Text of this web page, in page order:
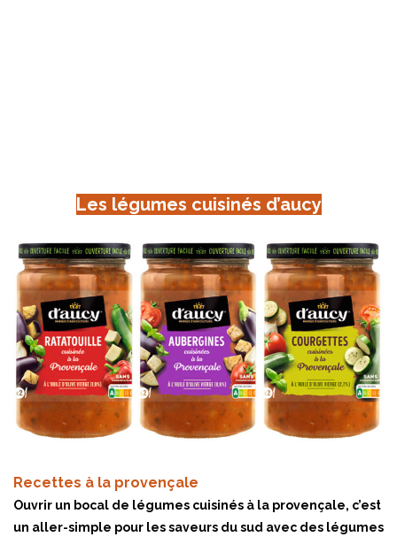
Les légumes cuisinés d’aucy
Recettes à la provençale
Ouvrir un bocal de légumes cuisinés à la provençale, c’est
un aller-simple pour les saveurs du sud avec des légumes